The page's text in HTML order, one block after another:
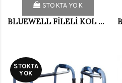
STOKTA YOK
BLUEWELL FİLELİ KOL ASKISI SİYAH (XL)WELL100
STOKTA
YOK